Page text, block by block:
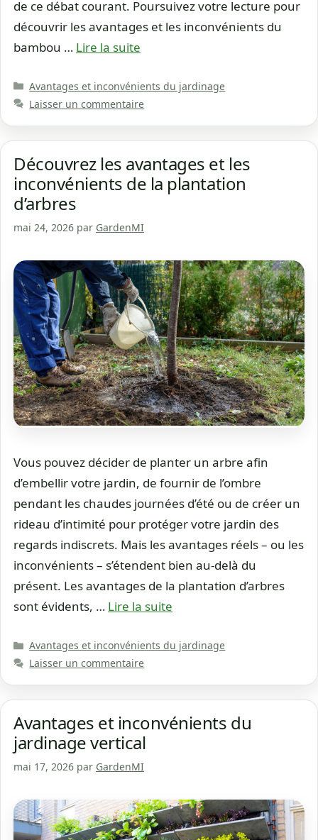
de ce débat courant. Poursuivez votre lecture pour
découvrir les avantages et les inconvénients du
bambou … Lire la suite
Catégories
Avantages et inconvénients du jardinage
Laisser un commentaire
Découvrez les avantages et les
inconvénients de la plantation
d’arbres
mai 24, 2026 par GardenMI
Vous pouvez décider de planter un arbre afin
d’embellir votre jardin, de fournir de l’ombre
pendant les chaudes journées d’été ou de créer un
rideau d’intimité pour protéger votre jardin des
regards indiscrets. Mais les avantages réels – ou les
inconvénients – s’étendent bien au-delà du
présent. Les avantages de la plantation d’arbres
sont évidents, … Lire la suite
Catégories
Avantages et inconvénients du jardinage
Laisser un commentaire
Avantages et inconvénients du
jardinage vertical
mai 17, 2026 par GardenMI